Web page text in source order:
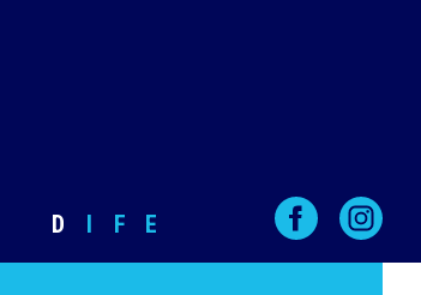
D I F E